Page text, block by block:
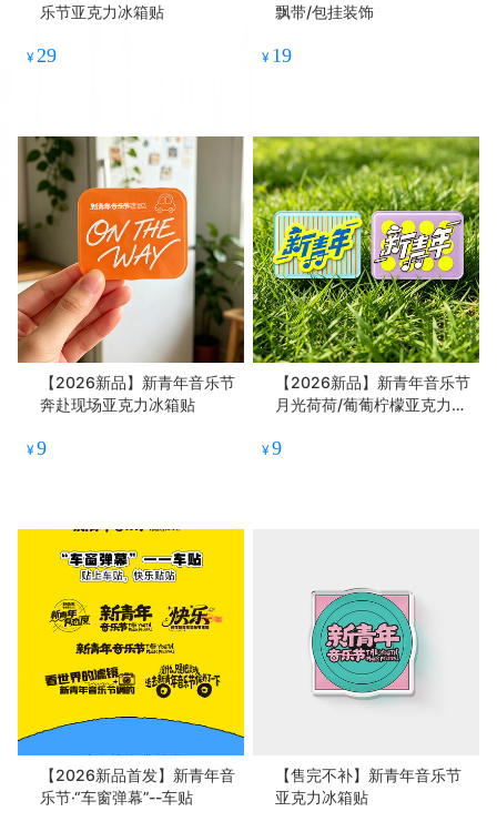
乐节亚克力冰箱贴
¥ 29
飘带/包挂装饰
¥ 19
【2026新品】新青年音乐节
奔赴现场亚克力冰箱贴
¥9
【2026新品】新青年音乐节
月光荷荷/葡葡柠檬亚克力冰
¥9
【2026新品首发】新青年音
乐节·“车窗弹幕”--车贴
【售完不补】新青年音乐节
亚克力冰箱贴